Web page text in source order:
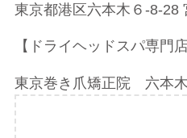
東京都港区六本木６-8-28
【ドライヘッドスパ専門
東京巻き爪矯正院 六本